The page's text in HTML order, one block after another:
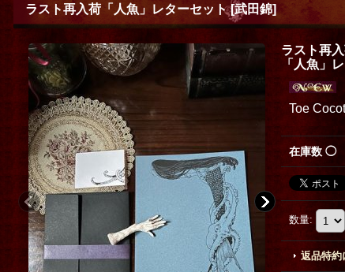
ラスト再入荷「人魚」レターセット [武田錦]
ラスト再
「人魚」
Toe
在庫数 ◯
数量:
返品特約